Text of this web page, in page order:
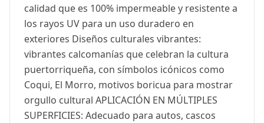
calidad que es 100% impermeable y resistente a
los rayos UV para un uso duradero en
exteriores Diseños culturales vibrantes:
vibrantes calcomanías que celebran la cultura
puertorriqueña, con símbolos icónicos como
Coqui, El Morro, motivos boricua para mostrar
orgullo cultural APLICACIÓN EN MÚLTIPLES
SUPERFICIES: Adecuado para autos, cascos